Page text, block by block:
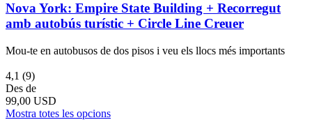
Nova York: Empire State Building + Recorregut
amb autobús turístic + Circle Line Creuer
Mou-te en autobusos de dos pisos i veu els llocs més importants
4,1 (9)
Des de
99,00 USD
Mostra totes les opcions